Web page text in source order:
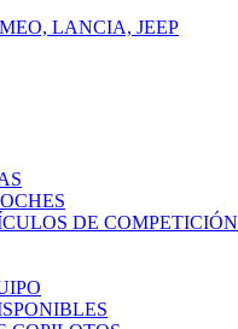
LANCIA, JEEP
DE COMPETICIÓN